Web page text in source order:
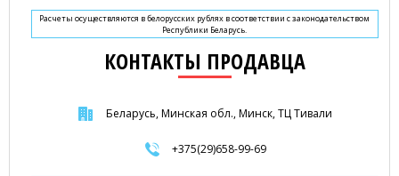
Расчеты осуществляются в белорусских рублях в соответствии с законодательством
Республики Беларусь.
КОНТАКТЫ ПРОДАВЦА
Беларусь, Минская обл., Минск, ТЦ Тивали
+375(29)658-99-69